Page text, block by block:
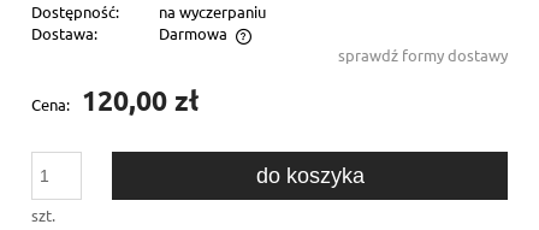
Dostępność:
na wyczerpaniu
Dostawa:
Darmowa
Cena nie zawiera ewentualnych kosztów płatnościsprawdź formy dostawy
Cena: 120,00 zł
szt.
do koszyka